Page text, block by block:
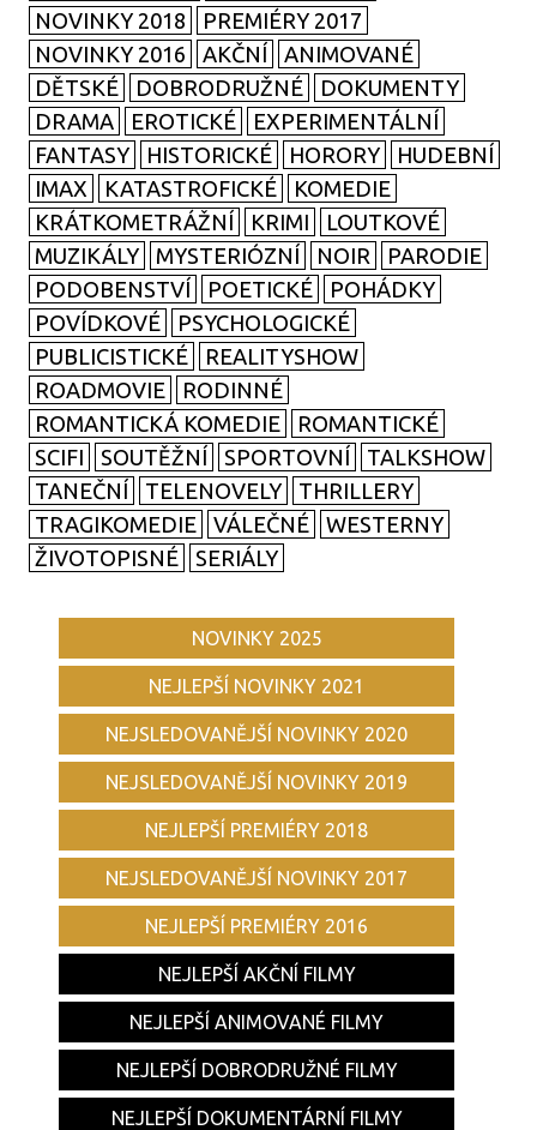
NOVINKY 2018
PREMIÉRY 2017
NOVINKY 2016
AKČNÍ
ANIMOVANÉ
DĚTSKÉ
DOBRODRUŽNÉ
DOKUMENTY
DRAMA
EROTICKÉ
EXPERIMENTÁLNÍ
FANTASY
HISTORICKÉ HORORY
HUDEBNÍ
IMAX
KATASTROFICKÉ
KOMEDIE
KRÁTKOMETRÁŽNÍ
KRIMI
LOUTKOVÉ
MUZIKÁLY
MYSTERIÓZNÍ NOIR
PARODIE
PODOBENSTVÍ
POETICKÉ
POHÁDKY
POVÍDKOVÉ
PSYCHOLOGICKÉ
PUBLICISTICKÉ
REALITYSHOW
ROADMOVIE
RODINNÉ
ROMANTICKÁ KOMEDIE
ROMANTICKÉ
SCIFI
SOUTĚŽNÍ SPORTOVNÍ
TALKSHOW
TANEČNÍ
TELENOVELY
THRILLERY
TRAGIKOMEDIE
VÁLEČNÉ
WESTERNY
ŽIVOTOPISNÉ
SERIÁLY
NOVINKY 2025
NEJLEPŠÍ NOVINKY 2021
NEJSLEDOVANĚJŠÍ NOVINKY 2020
NEJSLEDOVANĚJŠÍ NOVINKY 2019
NEJLEPŠÍ PREMIÉRY 2018
NEJSLEDOVANĚJŠÍ NOVINKY 2017
NEJLEPŠÍ PREMIÉRY 2016
NEJLEPŠÍ AKČNÍ FILMY
NEJLEPŠÍ ANIMOVANÉ FILMY
NEJLEPŠÍ DOBRODRUŽNÉ FILMY
NEJLEPŠÍ DOKUMENTÁRNÍ FILMY